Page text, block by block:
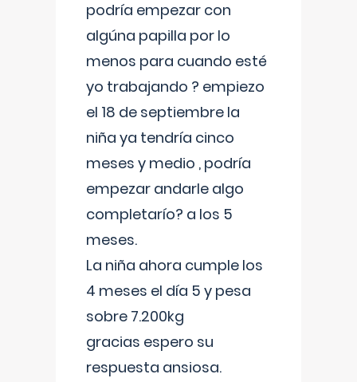
podría empezar con
algúna papilla por lo
menos para cuando esté
yo trabajando ? empiezo
el 18 de septiembre la
niña ya tendría cinco
meses y medio , podría
empezar andarle algo
completarío? a los 5
meses.
La niña ahora cumple los
4 meses el día 5 y pesa
sobre 7.200kg
gracias espero su
respuesta ansiosa.